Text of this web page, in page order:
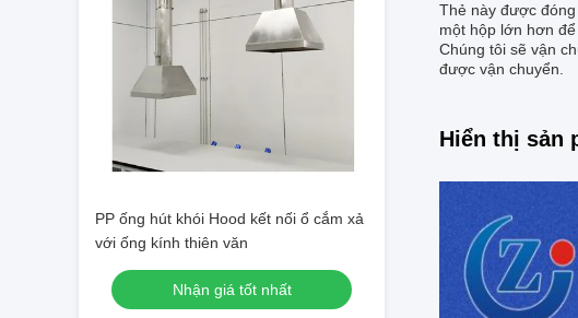
PP ống hút khói Hood kết nối ổ cắm xả
với ống kính thiên văn
Nhận giá tốt nhất
Thẻ này được
một hộp lớn hơn
Chúng tôi sẽ vận
được vận chuyển.
Hiển thị sản